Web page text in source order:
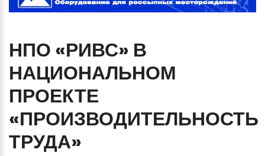
НПО «РИВС» В
НАЦИОНАЛЬНОМ
ПРОЕКТЕ
«ПРОИЗВОДИТЕЛЬНОСТЬ
ТРУДА»